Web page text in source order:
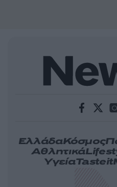
ΕλλάδαΚόσμος
Αθλητικά
ΥγείαTasteit